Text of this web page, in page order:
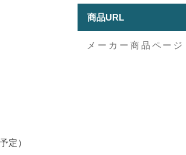
商品URL
メーカー商品ページ
定）